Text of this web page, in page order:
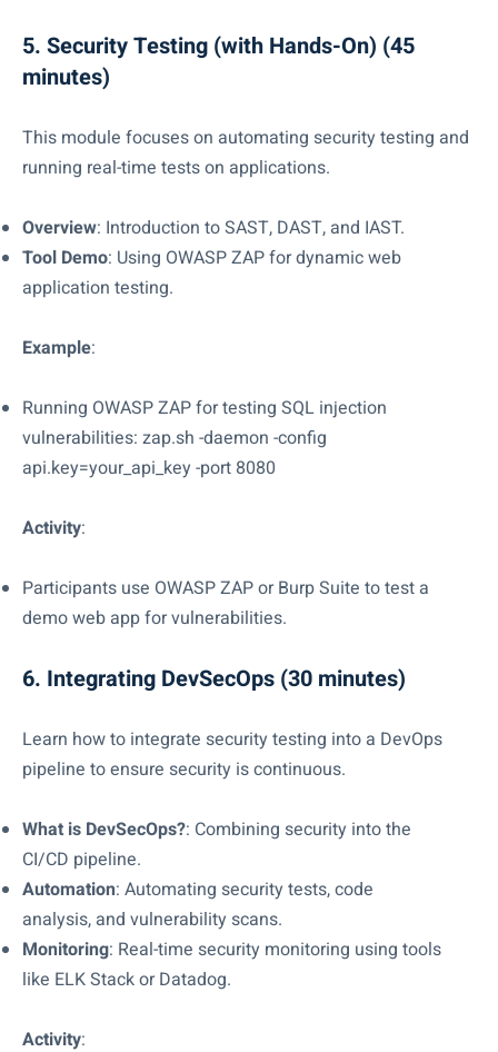
5. Security Testing (with Hands-On) (45
minutes)
This module focuses on automating security testing and
running real-time tests on applications.
Overview: Introduction to SAST, DAST, and IAST.
Tool Demo: Using OWASP ZAP for dynamic web
application testing.
Example:
Running OWASP ZAP for testing SQL injection
vulnerabilities: zap.sh -daemon -config
api.key=your_api_key -port 8080
Activity:
Participants use OWASP ZAP or Burp Suite to test a
demo web app for vulnerabilities.
6. Integrating DevSecOps (30 minutes)
Learn how to integrate security testing into a DevOps
pipeline to ensure security is continuous.
What is DevSecOps?: Combining security into the
CI/CD pipeline.
Automation: Automating security tests, code
analysis, and vulnerability scans.
Monitoring: Real-time security monitoring using tools
like ELK Stack or Datadog.
Activity: